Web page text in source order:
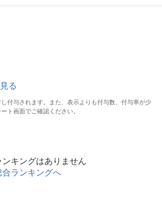
る
付与されます。また、表示よりも付与数、付与率が少
ト画面でご確認ください。
ンキングはありません
合ランキングへ